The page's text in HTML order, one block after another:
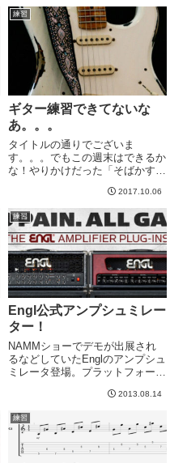
練習
ギター練習できてないな
あ。。。
タイトルの通りでございま
す。。。でもこの週末はできるか
な！やりかけだった「そばかす」
鞘炎なるほど練習したのだから、
ある程度完成したと言えるところ
までもっていって、動画アップし
たいところです＾＾-----
2017.10.06
練習
Engl公式アンプシュミレー
ター！
NAMMショーでデモが出展され
るなどしていたEnglのアンプシュ
ミレータ登場。プラットフォーム
ンターフェースがApolloならば、
ニアゼロレイテンシーでいける！
って言ってますね。→ デモの音
源、ビデオを見る限り...
2013.08.14
練習